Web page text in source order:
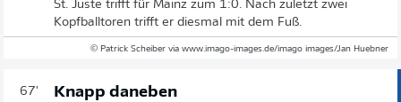
St. Juste trifft für Mainz zum 1:0. Nach zuletzt zwei
Kopfballtoren trifft er diesmal mit dem Fuß.
© Patrick Scheiber via www.imago-images.de/imago images/Jan Huebner
67' Knapp daneben